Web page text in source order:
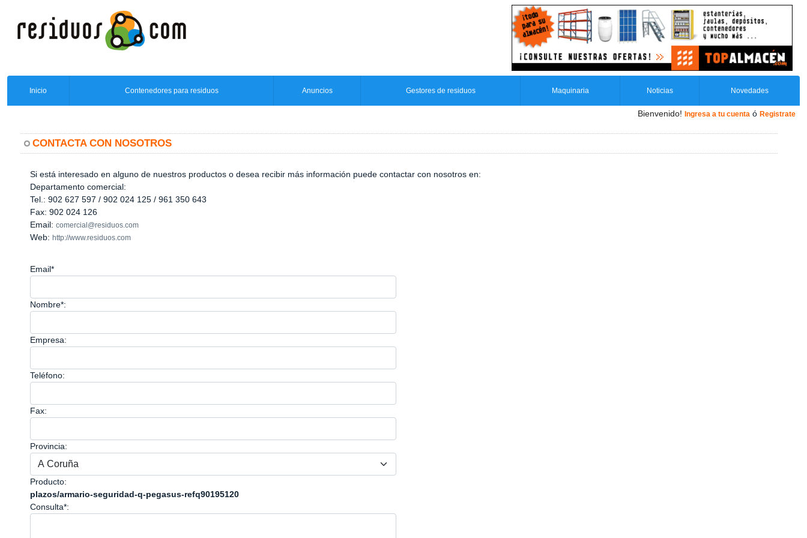
Inicio Contenedores para residuos Anuncios Gestores de residuos Maquinaria Noticias Novedades
Bienvenido! Ingresa a tu cuenta ó Registrate
CONTACTA CON NOSOTROS
Si está interesado en alguno de nuestros productos o desea recibir más información puede contactar con nosotros en:
Departamento comercial:
Tel.: 902 627 597 / 902 024 125 / 961 350 643
Fax: 902 024 126
Email: comercial@residuos.com
Web: http://www.residuos.com
Email*
Nombre*:
Empresa:
Teléfono:
Fax:
Provincia:
Producto:
plazos/armario-seguridad-q-pegasus-refq90195120
Consulta*: